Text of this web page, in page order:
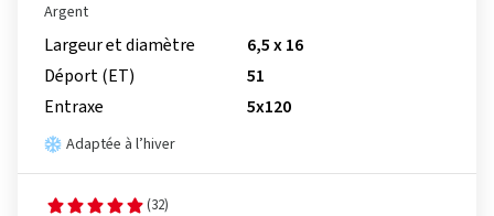
Argent
Largeur et diamètre
6,5 x 16
Déport (ET)
51
Entraxe
5x120
Adaptée à l’hiver
(32)